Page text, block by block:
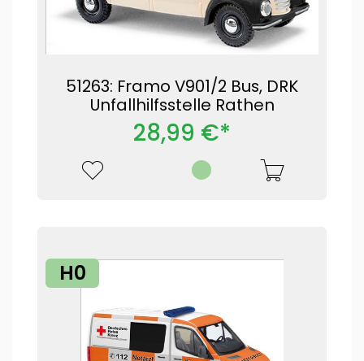
51263: Framo V901/2 Bus, DRK
Unfallhilfsstelle Rathen
28,99 €*
H0